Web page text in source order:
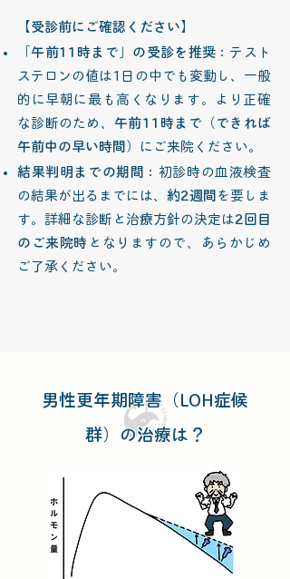
「午前11時まで」の受診を推奨 ：テスト
ステロンの値は1日の中でも変動し、一般
的に早朝に最も高くなります。より正確
な診断のため、午前11時まで（できれば
午前中の早い時間）
にご来院ください。
結果判明までの期間 ：初診時の血液検査
の結果が出るまでには、 約2週間 を要しま
す。詳細な診断と治療方針の決定は2回目
のご来院時 となりますので、あらかじめ
ご了承ください。
【受診前にご確認ください】
男性更年期障害（LOH症候
群）の治療は？